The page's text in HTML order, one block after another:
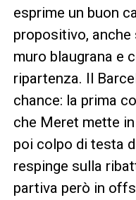
esprime un buon
propositivo,
muro blaugrana e
ripartenza. Il
chance: la prima
che Meret mette
poi colpo di testa
respinge sulla
partiva però in